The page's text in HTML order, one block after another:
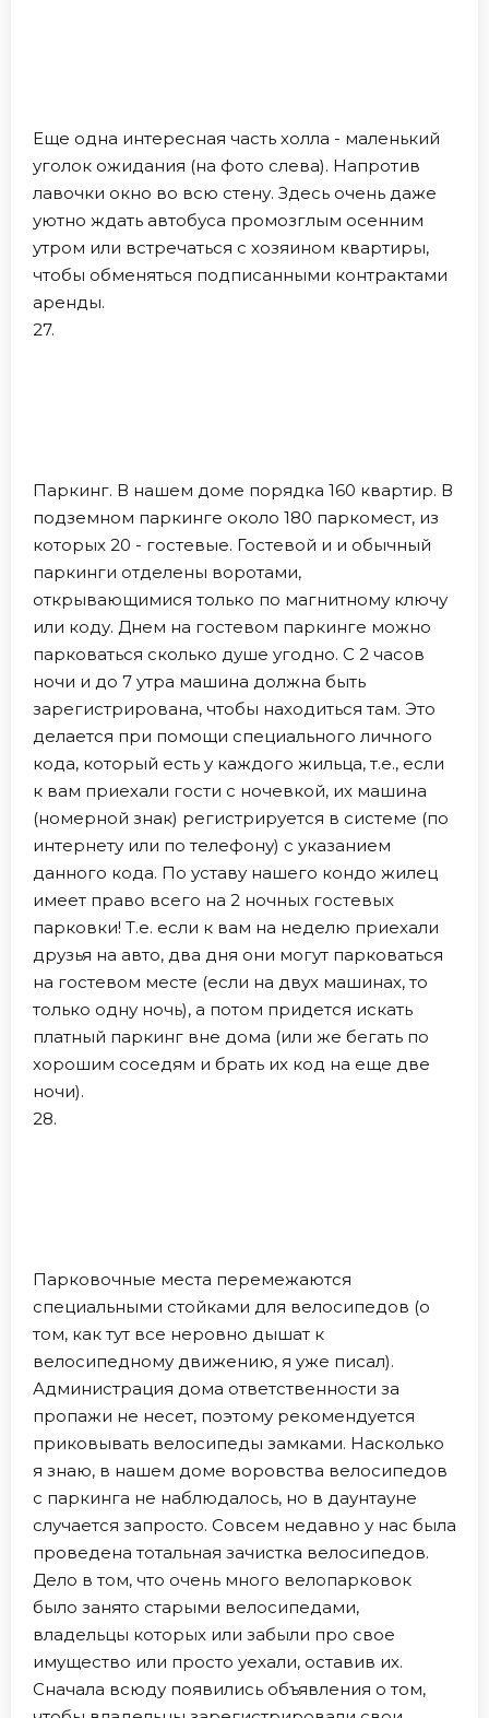
Еще одна интересная часть холла - маленький
уголок ожидания (на фото слева). Напротив
лавочки окно во всю стену. Здесь очень даже
уютно ждать автобуса промозглым осенним
утром или встречаться с хозяином квартиры,
чтобы обменяться подписанными контрактами
аренды.
27.
Паркинг. В нашем доме порядка 160 квартир. В
подземном паркинге около 180 паркомест, из
которых 20 - гостевые. Гостевой и и обычный
паркинги отделены воротами,
открывающимися только по магнитному ключу
или коду. Днем на гостевом паркинге можно
парковаться сколько душе угодно. С 2 часов
ночи и до 7 утра машина должна быть
зарегистрирована, чтобы находиться там. Это
делается при помощи специального личного
кода, который есть у каждого жильца, т.е., если
к вам приехали гости с ночевкой, их машина
(номерной знак) регистрируется в системе (по
интернету или по телефону) с указанием
данного кода. По уставу нашего кондо жилец
имеет право всего на 2 ночных гостевых
парковки! Т.е. если к вам на неделю приехали
друзья на авто, два дня они могут парковаться
на гостевом месте (если на двух машинах, то
только одну ночь), а потом придется искать
платный паркинг вне дома (или же бегать по
хорошим соседям и брать их код на еще две
ночи).
28.
Парковочные места перемежаются
специальными стойками для велосипедов (о
том, как тут все неровно дышат к
велосипедному движению, я уже писал).
Администрация дома ответственности за
пропажи не несет, поэтому рекомендуется
приковывать велосипеды замками. Насколько
я знаю, в нашем доме воровства велосипедов
с паркинга не наблюдалось, но в даунтауне
случается запросто. Совсем недавно у нас была
проведена тотальная зачистка велосипедов.
Дело в том, что очень много велопарковок
было занято старыми велосипедами,
владельцы которых или забыли про свое
имущество или просто уехали, оставив их.
Сначала всюду появились объявления о том,